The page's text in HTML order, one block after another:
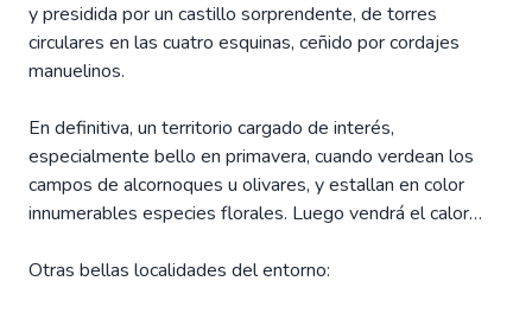
y presidida por un castillo sorprendente, de torres
circulares en las cuatro esquinas, ceñido por cordajes
manuelinos.
En definitiva, un territorio cargado de interés,
especialmente bello en primavera, cuando verdean los
campos de alcornoques u olivares, y estallan en color
innumerables especies florales. Luego vendrá el calor…
Otras bellas localidades del entorno: